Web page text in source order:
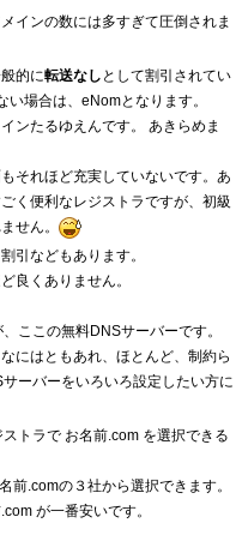
インの数には多すぎて圧倒されま
的に転送なし として割引されてい
場合は、eNomとなります。
ンたるゆえんです。 あきらめま
それほど充実していないです。あ
く便利なレジストラですが、初級
せん。
引などもあります。
良くありません。
ここの無料DNSサーバーです。
にはともあれ、ほとんど、制約ら
ーバーをいろいろ設定したい方に
トラで お名前.com を選択できる
前.comの３社から選択できます。
が一番安いです。